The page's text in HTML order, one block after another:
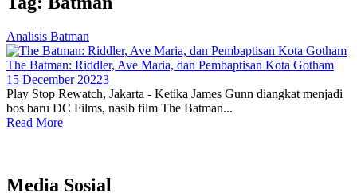
Analisis Batman
The Batman: Riddler, Ave Maria, dan Pembaptisan Kota Gotham
15 December 20223
Play Stop Rewatch, Jakarta - Ketika James Gunn diangkat menjadi
bos baru DC Films, nasib film The Batman...
Read More
Media Sosial